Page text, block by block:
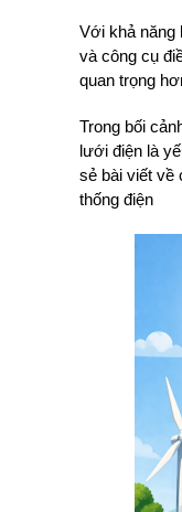
Với khả năng lưu trữ và cung cấp năng lượng linh hoạt, ngoài đóng vai trò là một nguồn năng lượng tin cậy
và công cụ
quan trọng
Trong bối
lưới điện là
sẻ bài viết về
thống điện